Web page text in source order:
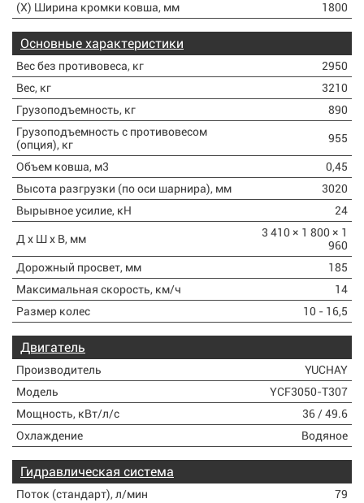
(X) Ширина кромки ковша, мм
1800
Основные характеристики
Вес без противовеса, кг
2950
Вес, кг
3210
Грузоподъемность, кг
890
Грузоподъемность с противовесом
(опция), кг
955
Объем ковша, м3
0,45
Высота разгрузки (по оси шарнира), мм
3020
Вырывное усилие, кН
24
Д х Ш х В, мм
3 410 × 1 800 × 1
960
Дорожный просвет, мм
185
Максимальная скорость, км/ч
14
Размер колес
10 - 16,5
Двигатель
Производитель
YUCHAY
Модель
YCF3050-T307
Мощность, кВт/л/с
36 / 49.6
Охлаждение
Водяное
Гидравлическая система
Поток (стандарт), л/мин
79